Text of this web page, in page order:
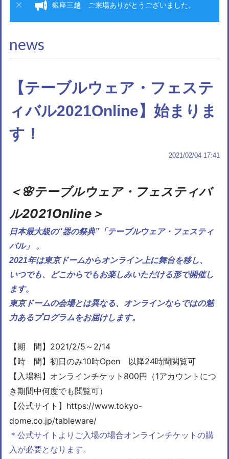
銀座三越 ご来場ありがとうございました。
news
【テーブルウェア・フェステ
ィバル2021Online】始まりま
す！
2021/02/04 17:41
＜🌸テーブルウェア・フェスティバ
ル2021Online＞
日本最大級の“器の祭典” 「テーブルウェア・フェスティ
バル」 。
2021年は東京ドームからオンライン上に舞台を移し、
いつでも、どこからでもお楽しみいただける形で開催し
ます。
東京ドームの会場とは異なる、オンラインならではの魅
力あるプログラムをお届けします。
【期 間】2021/2/5～2/14
【時 間】初日のみ10時Open 以降24時間閲覧可
【入場料】オンラインチケット800円（1アカウントにつ
き期間中何度でも閲覧可）
【公式サイト】https://www.tokyo-
dome.co.jp/tableware/
＊公式サイトよりご入場の場合オンラインチケットの購
入が必要となります。